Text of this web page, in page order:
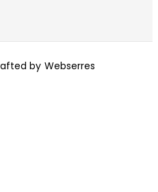
by Webserres